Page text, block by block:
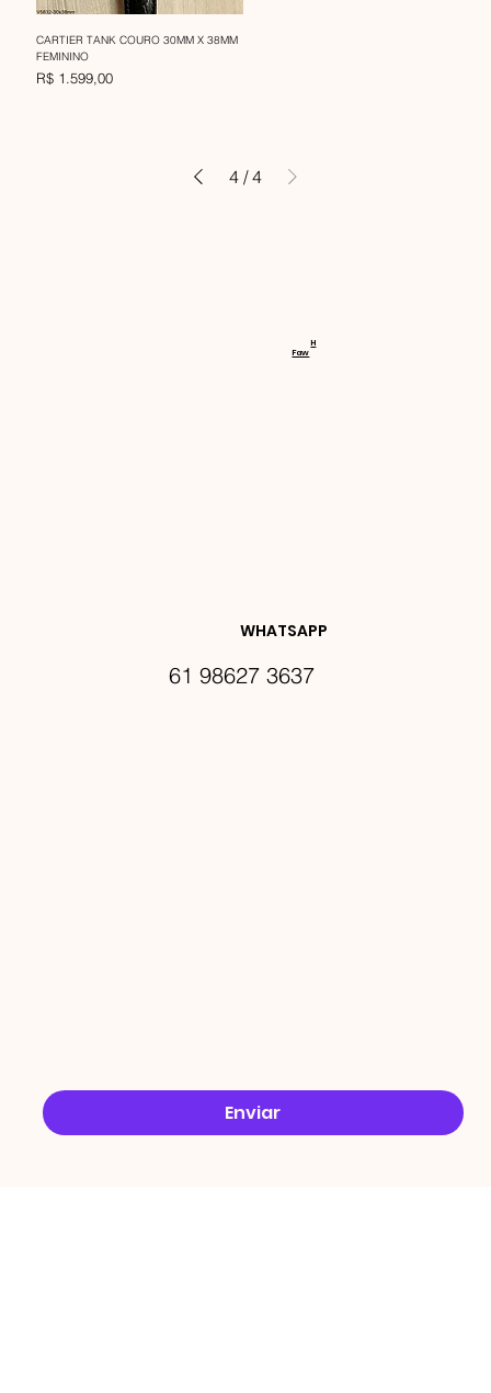
CARTIER TANK COURO 30MM X 38MM
FEMININO
Preço
R$ 1.599,00
4 / 4
RECEBA
DES E
Enviar
WHATSAPP
61 98627 3637
Faw
H